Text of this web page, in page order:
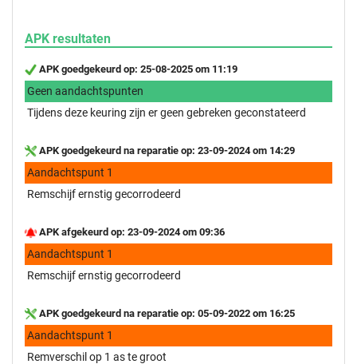
APK resultaten
APK goedgekeurd op: 25-08-2025 om 11:19
Geen aandachtspunten
Tijdens deze keuring zijn er geen gebreken geconstateerd
APK goedgekeurd na reparatie op: 23-09-2024 om 14:29
Aandachtspunt 1
Remschijf ernstig gecorrodeerd
APK afgekeurd op: 23-09-2024 om 09:36
Aandachtspunt 1
Remschijf ernstig gecorrodeerd
APK goedgekeurd na reparatie op: 05-09-2022 om 16:25
Aandachtspunt 1
Remverschil op 1 as te groot